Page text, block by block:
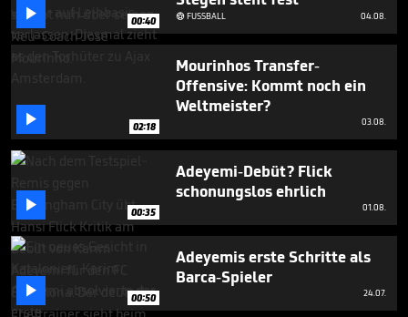
minute,
seconds
 00:40 FUSSBALL 04.08.
 02:18
Mourinhos Transfer-
Offensive: Kommt noch ein
Weltmeister?
03.08.
 00:35
Adeyemi-Debüt? Flick
schonungslos ehrlich
01.08.
 00:50
Adeyemis erste Schritte als
Barca-Spieler
24.07.